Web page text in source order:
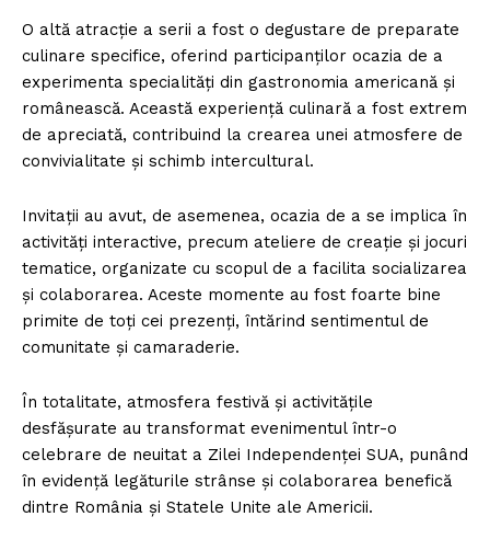
O altă atracție a serii a fost o degustare de preparate
culinare specifice, oferind participanților ocazia de a
experimenta specialități din gastronomia americană și
românească. Această experiență culinară a fost extrem
de apreciată, contribuind la crearea unei atmosfere de
convivialitate și schimb intercultural.
Invitații au avut, de asemenea, ocazia de a se implica în
activități interactive, precum ateliere de creație și jocuri
tematice, organizate cu scopul de a facilita socializarea
și colaborarea. Aceste momente au fost foarte bine
primite de toți cei prezenți, întărind sentimentul de
comunitate și camaraderie.
În totalitate, atmosfera festivă și activitățile
desfășurate au transformat evenimentul într-o
celebrare de neuitat a Zilei Independenței SUA, punând
în evidență legăturile strânse și colaborarea benefică
dintre România și Statele Unite ale Americii.